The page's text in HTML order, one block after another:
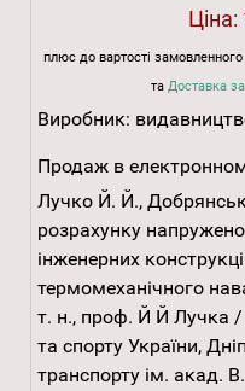
Ціна:
плюс до вартості
та Доставка
Виробник:
Продаж в
Лучко Й. Й.,
розрахунку
інженерних
термомеханічного
т. н., проф. Й Й Лучка /
та спорту України,
транспорту ім. акад.